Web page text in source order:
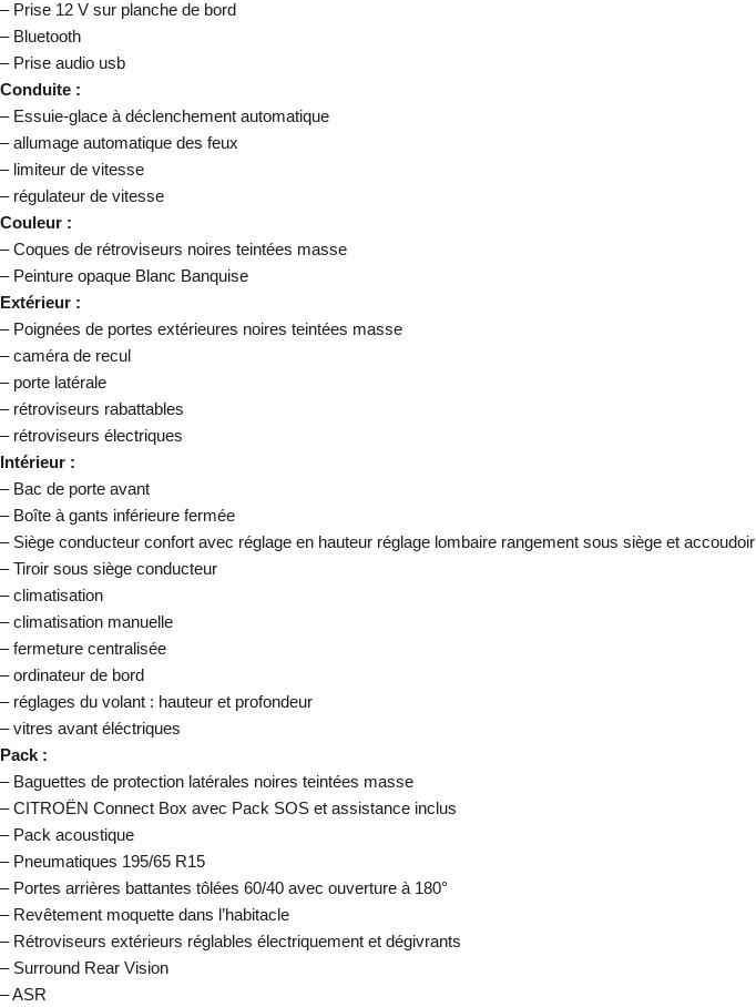
– Prise 12 V sur planche de bord
– Bluetooth
– Prise audio usb
Conduite :
– Essuie-glace à déclenchement automatique
– allumage automatique des feux
– limiteur de vitesse
– régulateur de vitesse
Couleur :
– Coques de rétroviseurs noires teintées masse
– Peinture opaque Blanc Banquise
Extérieur :
– Poignées de portes extérieures noires teintées masse
– caméra de recul
– porte latérale
– rétroviseurs rabattables
– rétroviseurs électriques
Intérieur :
– Bac de porte avant
– Boîte à gants inférieure fermée
– Siège conducteur confort avec réglage en hauteur réglage lombaire rangement sous siège et accoudoir
– Tiroir sous siège conducteur
– climatisation
– climatisation manuelle
– fermeture centralisée
– ordinateur de bord
– réglages du volant : hauteur et profondeur
– vitres avant éléctriques
Pack :
– Baguettes de protection latérales noires teintées masse
– CITROËN Connect Box avec Pack SOS et assistance inclus
– Pack acoustique
– Pneumatiques 195/65 R15
– Portes arrières battantes tôlées 60/40 avec ouverture à 180°
– Revêtement moquette dans l’habitacle
– Rétroviseurs extérieurs réglables électriquement et dégivrants
– Surround Rear Vision
– ASR